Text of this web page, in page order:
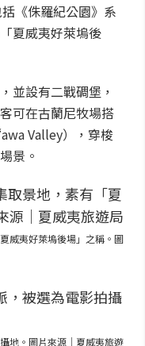
《侏羅紀公園》系
夏威夷好萊塢後
並設有二戰碉堡，
可在古蘭尼牧場搭
Valley），穿梭
景。
威夷好萊塢後場」之稱。圖
地。圖片來源｜夏威夷旅遊